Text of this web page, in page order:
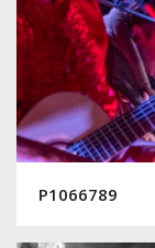
P1066789